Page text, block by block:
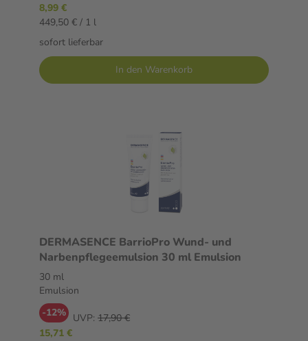
8,99 €
449,50 € / 1 l
sofort lieferbar
In den Warenkorb
DERMASENCE BarrioPro Wund- und
Narbenpflegeemulsion 30 ml Emulsion
30 ml
Emulsion
-12% UVP: 17,90 €
15,71 €